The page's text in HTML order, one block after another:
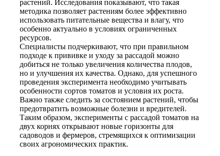
растений. Исследования показывают, что такая
методика позволяет растениям более эффективно
использовать питательные вещества и влагу, что
особенно актуально в условиях ограниченных
ресурсов.
Специалисты подчеркивают, что при правильном
подходе к прививке и уходу за рассадой можно
добиться не только увеличения количества плодов,
но и улучшения их качества. Однако, для успешного
проведения эксперимента необходимо учитывать
особенности сортов томатов и условия их роста.
Важно также следить за состоянием растений, чтобы
предотвратить возможные болезни и вредителей.
Таким образом, эксперименты с рассадой томатов на
двух корнях открывают новые горизонты для
садоводов и фермеров, стремящихся к оптимизации
своих агрономических практик.